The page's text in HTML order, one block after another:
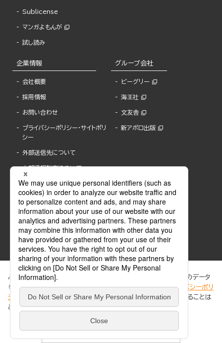
Sublicense
マンガよもんが
試し読み
企業情報
会社概要
採用情報
お問い合わせ
プライバシーポリシー・サイトポリ
シー
外部送信先について
内部通報制度について
グループ会社
ビーグリー
海王社
文友舎
新アポロ出版
ABJマークは、この電子書店・電子書籍配信サービスが、著作権者からコンテンツ使用許諾を
得た正規版配信サービスであることを示す登録商標(登録番号 第6091713号)です。
ABJマークの詳細、ABJマークを掲示しているサービスの一覧はこちら。
ぶんか社が運営するサイトでは、利便性向上のためにCookie等のデータ
を使用しています。 当社のCookieについての詳細は、「プライバシーポリ
シー
」をご覧ください。当サイトでは、訪問者の個人情報を追跡することは
ありません。